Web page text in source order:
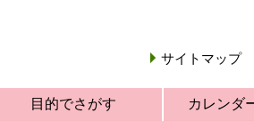
サイトマップ
目的でさがす カレンダ